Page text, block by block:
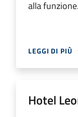
alla funzione.
LEGGI DI PIÙ
Hotel